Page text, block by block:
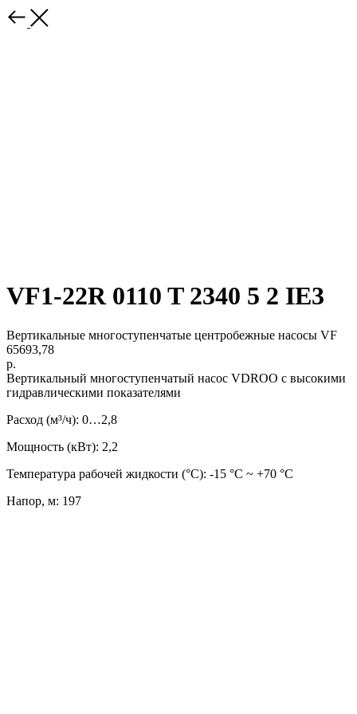
VF1-22R 0110 T 2340 5 2 IE3
Вертикальные многоступенчатые центробежные насосы VF
65693,78
р.
Вертикальный многоступенчатый насос VDROO с высокими
гидравлическими показателями
Расход (м³/ч): 0…2,8
Мощность (кВт): 2,2
Температура рабочей жидкости (°C): -15 °С ~ +70 °С
Напор, м: 197